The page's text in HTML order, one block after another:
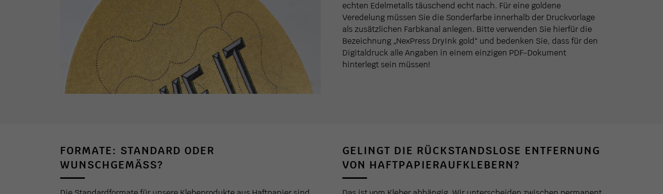
echten Edelmetalls täuschend echt nach. Für eine goldene
Veredelung müssen Sie die Sonderfarbe innerhalb der Druckvorlage
als zusätzlichen Farbkanal anlegen. Bitte verwenden Sie hierfür die
Bezeichnung „NexPress DryInk gold“ und bedenken Sie, dass für den
Digitaldruck alle Angaben in einem einzigen PDF-Dokument
hinterlegt sein müssen!
FORMATE: STANDARD ODER
WUNSCHGEMÄSS?
GELINGT DIE RÜCKSTANDSLOSE ENTFERNUNG
VON HAFTPAPIERAUFKLEBERN?